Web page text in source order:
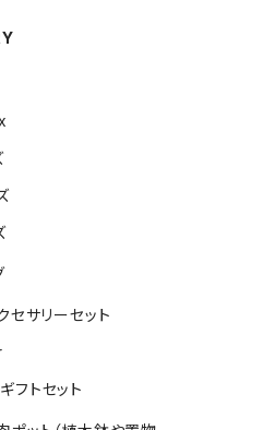
セサリーセット
フトセット